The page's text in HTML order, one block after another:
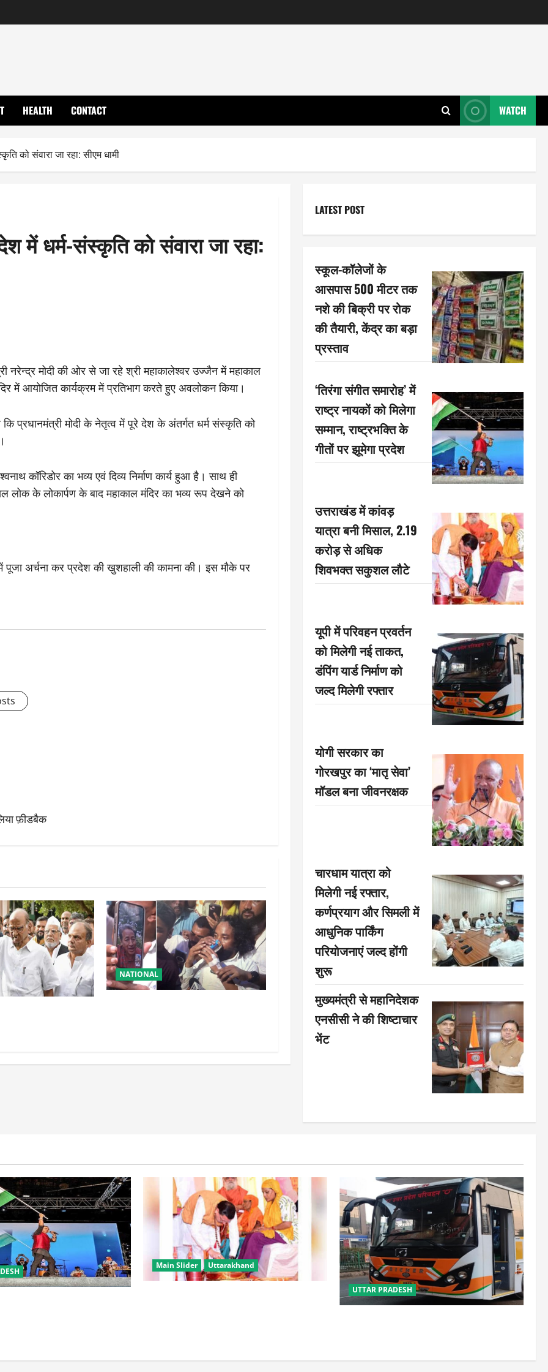
HEALTH CONTACT WATCH
को संवारा जा रहा: सीएम धामी
में धर्म-संस्कृति को संवारा जा रहा:
नरेन्द्र मोदी की ओर से जा रहे श्री महाकालेश्वर उज्जैन में महाकाल
में आयोजित कार्यक्रम में प्रतिभाग करते हुए अवलोकन किया।
प्रधानमंत्री मोदी के नेतृत्व में पूरे देश के अंतर्गत धर्म संस्कृति को
कॉरिडोर का भव्य एवं दिव्य निर्माण कार्य हुआ है। साथ ही
लोक के लोकार्पण के बाद महाकाल मंदिर का भव्य रूप देखने को
अर्चना कर प्रदेश की खुशहाली की कामना की। इस मौके पर
फ़ीडबैक
NATIONAL
LATEST POST
स्कूल-कॉलेजों के
आसपास 500 मीटर तक
नशे की बिक्री पर रोक
की तैयारी, केंद्र का बड़ा
प्रस्ताव
‘तिरंगा संगीत समारोह’ में
राष्ट्र नायकों को मिलेगा
सम्मान, राष्ट्रभक्ति के
गीतों पर झूमेगा प्रदेश
उत्तराखंड में कांवड़
यात्रा बनी मिसाल, 2.19
करोड़ से अधिक
शिवभक्त सकुशल लौटे
यूपी में परिवहन प्रवर्तन
को मिलेगी नई ताकत,
डंपिंग यार्ड निर्माण को
जल्द मिलेगी रफ्तार
योगी सरकार का
गोरखपुर का ‘मातृ सेवा’
मॉडल बना जीवनरक्षक
चारधाम यात्रा को
मिलेगी नई रफ्तार,
कर्णप्रयाग और सिमली में
आधुनिक पार्किंग
परियोजनाएं जल्द होंगी
शुरू
मुख्यमंत्री से महानिदेशक
एनसीसी ने की शिष्टाचार
भेंट
Main Slider Uttarakhand
UTTAR PRADESH